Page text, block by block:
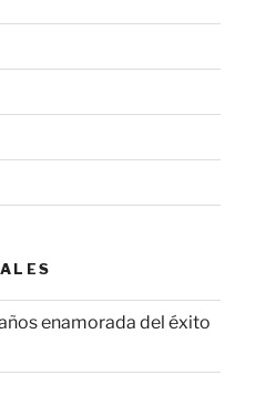
enamorada del éxito